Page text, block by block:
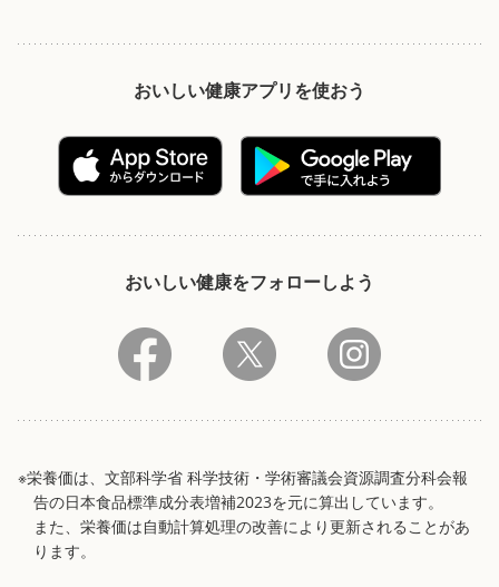
おいしい健康アプリを使おう
おいしい健康をフォローしよう
※栄養価は、文部科学省 科学技術・学術審議会資源調査分科会報
告の日本食品標準成分表増補2023を元に算出しています。
また、栄養価は自動計算処理の改善により更新されることがあ
ります。